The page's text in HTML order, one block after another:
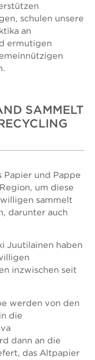
schulen unsere
an
ermutigen
SAMMELT
Papier und Pappe
um diese
sammelt
darunter auch
Juutilainen haben
inzwischen seit
werden von den
die
dann an die
das Altpapier